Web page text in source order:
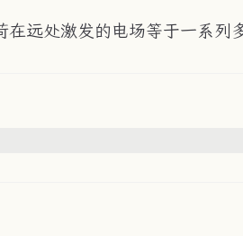
在远处激发的电场等于一系列